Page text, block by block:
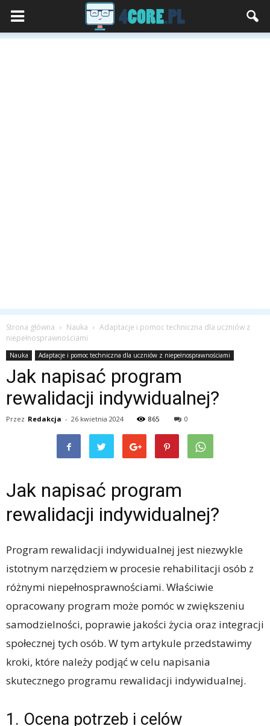
Strona główna Nauka
Adaptacje i pomoc techniczna dla uczniów z
niepełnosprawnościami
Nauka Adaptacje i pomoc techniczna dla uczniów z niepełnosprawnościami
Jak napisać program
rewalidacji indywidualnej?
Przez Redakcja - 26 kwietnia 2024 865 0
Jak napisać program
rewalidacji indywidualnej?
Program rewalidacji indywidualnej jest niezwykle
istotnym narzędziem w procesie rehabilitacji osób z
różnymi niepełnosprawnościami. Właściwie
opracowany program może pomóc w zwiększeniu
samodzielności, poprawie jakości życia oraz integracji
społecznej tych osób. W tym artykule przedstawimy
kroki, które należy podjąć w celu napisania
skutecznego programu rewalidacji indywidualnej.
1. Ocena potrzeb i celów